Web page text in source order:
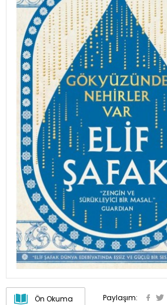
Ön Okuma Paylaşım: